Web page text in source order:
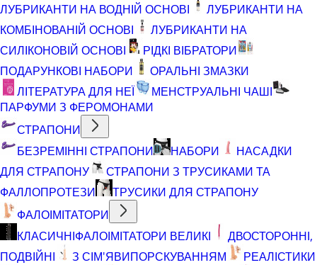
ЛУБРИКАНТИ НА ВОДНІЙ ОСНОВІ
ЛУБРИКАНТИ НА
КОМБІНОВАНІЙ ОСНОВІ
ЛУБРИКАНТИ НА
СИЛІКОНОВІЙ ОСНОВІ
РІДКІ ВІБРАТОРИ
ПОДАРУНКОВІ НАБОРИ
ОРАЛЬНІ ЗМАЗКИ
ЛІТЕРАТУРА ДЛЯ НЕЇ
МЕНСТРУАЛЬНІ ЧАШІ
ПАРФУМИ З ФЕРОМОНАМИ
СТРАПОНИ
БЕЗРЕМІННІ СТРАПОНИ
НАБОРИ
НАСАДКИ
ДЛЯ СТРАПОНУ
СТРАПОНИ З ТРУСИКАМИ ТА
ФАЛЛОПРОТЕЗИ
ТРУСИКИ ДЛЯ СТРАПОНУ
ФАЛОІМІТАТОРИ
КЛАСИЧНІФАЛОІМІТАТОРИ ВЕЛИКІ
ДВОСТОРОННІ,
ПОДВІЙНІ
З СІМ'ЯВИПОРСКУВАННЯМ
РЕАЛІСТИКИ